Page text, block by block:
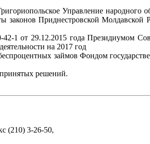
Управление народного
законов Приднестровской
1 от 29.12.2015 года Президиумом
на 2017 год
займов Фондом
решений.
(210) 3-26-50,